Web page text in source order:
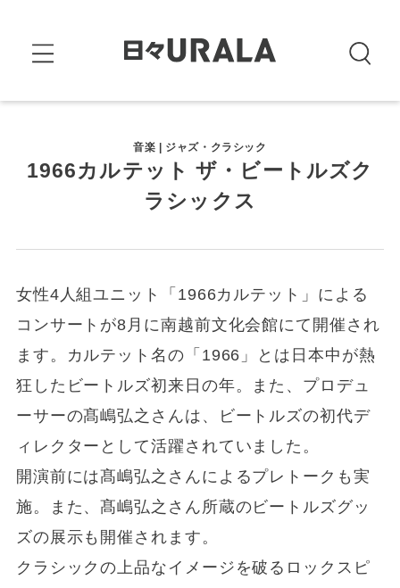
音楽 | ジャズ・クラシック
1966カルテット ザ・ビートルズク
ラシックス
女性4人組ユニット「1966カルテット」による
コンサートが8月に南越前文化会館にて開催され
ます。カルテット名の「1966」とは日本中が熱
狂したビートルズ初来日の年。また、プロデュ
ーサーの髙嶋弘之さんは、ビートルズの初代デ
ィレクターとして活躍されていました。
開演前には髙嶋弘之さんによるプレトークも実
施。また、髙嶋弘之さん所蔵のビートルズグッ
ズの展示も開催されます。
クラシックの上品なイメージを破るロックスピ